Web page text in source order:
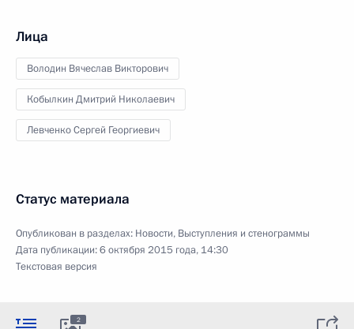
Лица
Володин Вячеслав Викторович
Кобылкин Дмитрий Николаевич
Левченко Сергей Георгиевич
Статус материала
Опубликован в разделах: Новости, Выступления и стенограммы
Дата публикации:6 октября 2015 года, 14:30
Текстовая версия
2